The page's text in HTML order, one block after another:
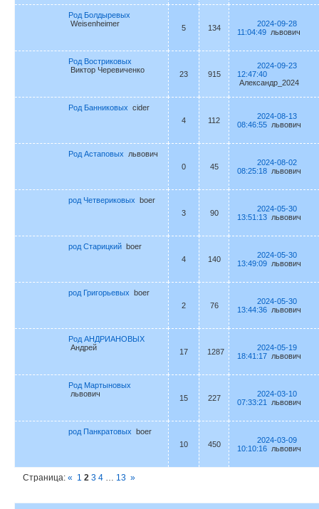
Род Болдыревых
Weisenheimer
5 134
2024-09-28
11:04:49 львович
Род Востриковых
Виктор Черевиченко
23 915
2024-09-23
12:47:40
Александр_2024
Род Банниковых cider
4
112
2024-08-13
08:46:55 львович
Род Астаповых
львович
0
45
2024-08-02
08:25:18 львович
род Четвериковых boer
3
90
2024-05-30
13:51:13 львович
род Старицкий boer
4
140
2024-05-30
13:49:09 львович
род Григорьевых boer
2
76
2024-05-30
13:44:36 львович
Род АНДРИАНОВЫХ
Андрей
17 1287
2024-05-19
18:41:17 львович
Род Мартыновых
львович
15 227
2024-03-10
07:33:21
львович
род Панкратовых boer
10
450
2024-03-09
10:10:16 львович
Страница:« 1 2 3 4 13 »